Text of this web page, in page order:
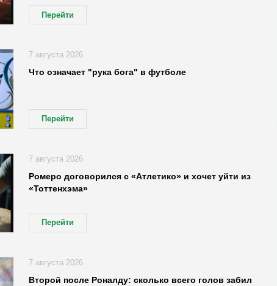
Перейти
Что означает "рука бога" в футболе
Перейти
7 августа 2026
Ромеро договорился с «Атлетико» и хочет уйти из
«Тоттенхэма»
Перейти
7 августа 2026
Второй после Роналду: сколько всего голов забил
7 августа 2026